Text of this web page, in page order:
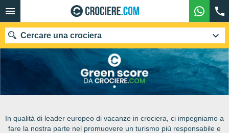
In qualità di leader europeo di vacanze in crociera, ci impegniamo a
fare la nostra parte nel promuovere un turismo più responsabile e
Cercare una crociera
Le nostre destinazioni
Mesi di partenza